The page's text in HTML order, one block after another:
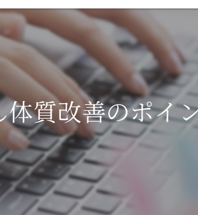
質改善のポイ